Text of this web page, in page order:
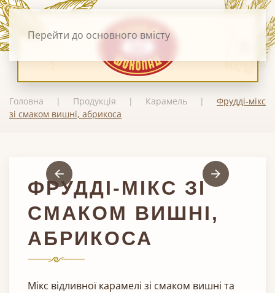
Перейти до основного вмісту
Головна Продукція Карамель
Фрудді-мікс
зі смаком вишні, абрикоса
ФРУДДІ-МІКС ЗІ
СМАКОМ ВИШНІ,
АБРИКОСА
Мікс відливної карамелі зі смаком вишні та